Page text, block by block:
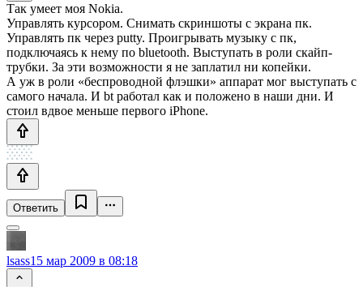
Так умеет моя Nokia.
Управлять курсором. Снимать скриншоты с экрана пк.
Управлять пк через putty. Проигрывать музыку с пк,
подключаясь к нему по bluetooth. Выступать в роли скайп-
трубки. За эти возможности я не заплатил ни копейки.
А уж в роли «беспроводной флэшки» аппарат мог выступать с
самого начала. И bt работал как и положено в наши дни. И
стоил вдвое меньше первого iPhone.
Ответить
lsass15 мар 2009 в 08:18